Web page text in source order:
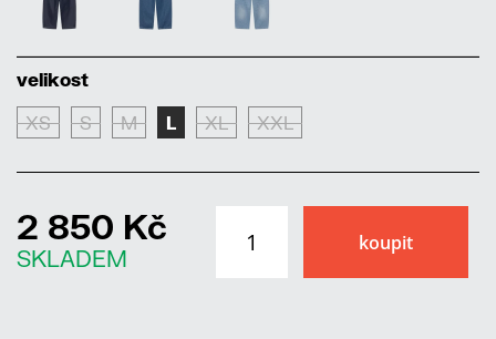
velikost
XS S M L XL XXL
2 850 Kč
SKLADEM